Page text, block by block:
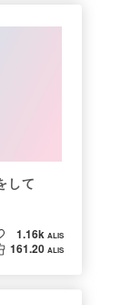
して
1.16k ALIS
161.20 ALIS